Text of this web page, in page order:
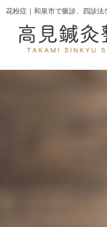
花粉症｜和泉市で脈診、四診